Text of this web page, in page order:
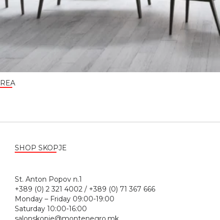
REA
SHOP SKOPJE
St. Anton Popov n.1
+389 (0) 2 321 4002 / +389 (0) 71 367 666
Monday – Friday 09:00-19:00
Saturday 10:00-16:00